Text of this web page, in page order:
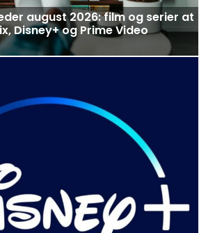
august 2026: film og serier at
Disney+ og Prime Video